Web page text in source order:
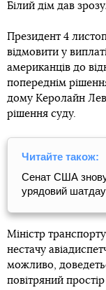
Білий дім дав
Президент 4
відмовити у
американців до
попереднім
дому Керолайн
рішення суду.
Читайте також:
Сенат США знову
урядовий
Міністр
нестачу
можливо,
повітряний